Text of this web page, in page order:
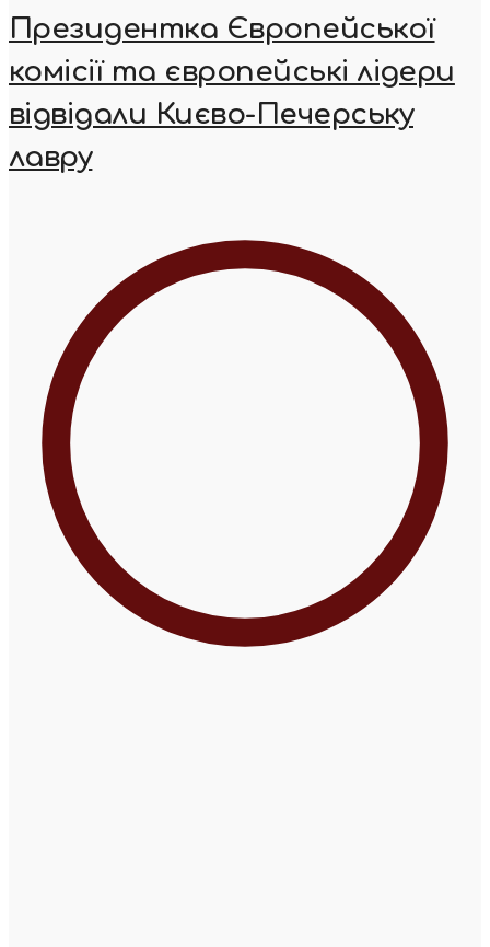
Президентка Європейської
комісії та європейські лідери
відвідали Києво-Печерську
лавру